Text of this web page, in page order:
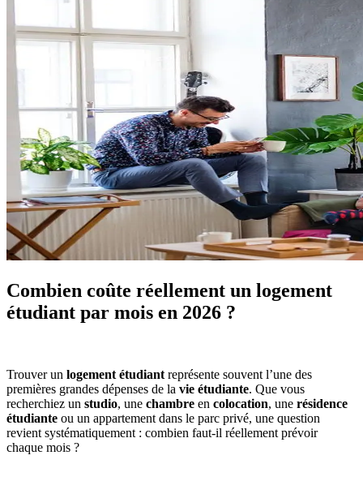
Combien coûte réellement un logement
étudiant par mois en 2026 ?
Trouver un logement étudiant représente souvent l’une des
premières grandes dépenses de la vie étudiante. Que vous
recherchiez un studio, une chambre en colocation, une résidence
étudiante ou un appartement dans le parc privé, une question
revient systématiquement : combien faut-il réellement prévoir
chaque mois ?